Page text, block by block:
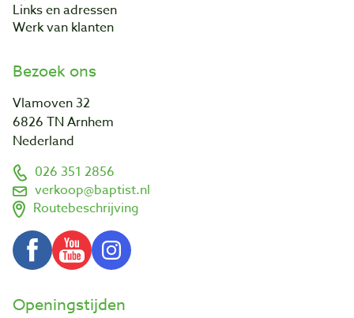
Links en adressen
Werk van klanten
Bezoek ons
Vlamoven 32
6826 TN Arnhem
Nederland
026 351 2856
verkoop@baptist.nl
Routebeschrijving
Openingstijden